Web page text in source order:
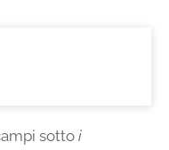
sotto i